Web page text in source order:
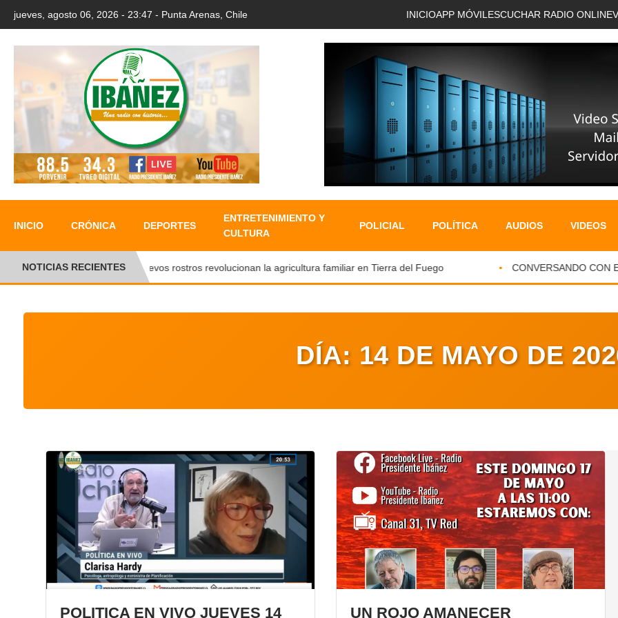
jueves, agosto 06, 2026 - 23:47 - Punta Arenas, Chile INICIOAPP MÓVIL ESCUCHAR RADIO ONLINE
INICIO CRÓNICA DEPORTES
ENTRETENIMIENTO Y
CULTURA
POLICIAL POLÍTICA AUDIOS VIDEOS
NOTICIAS RECIENTESNuevos rostros revolucionan la agricultura familiar en Tierra del Fuego CONVERSANDO CON EL
DÍA: 14 DE MAYO DE
POLITICA EN VIVO JUEVES 14 UN ROJO AMANECER